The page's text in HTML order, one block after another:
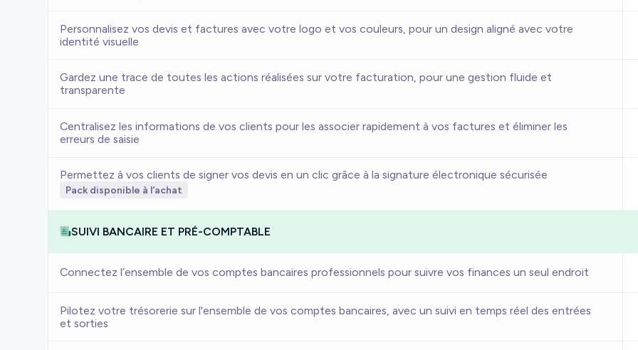
Personnalisez vos devis et factures avec votre logo et vos couleurs, pour un design aligné avec votre
identité visuelle
Gardez une trace de toutes les actions réalisées sur votre facturation, pour une gestion fluide et
transparente
Centralisez les informations de vos clients pour les associer rapidement à vos factures et éliminer les
erreurs de saisie
Permettez à vos clients de signer vos devis en un clic grâce à la signature électronique sécurisée
Pack disponible à l'achat
SUIVI BANCAIRE ET PRÉ-COMPTABLE
Connectez l’ensemble de vos comptes bancaires professionnels pour suivre vos finances un seul endroit
Pilotez votre trésorerie sur l'ensemble de vos comptes bancaires, avec un suivi en temps réel des entrées
et sorties